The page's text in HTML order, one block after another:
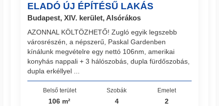
ELADÓ ÚJ ÉPÍTÉSŰ LAKÁS
Budapest, XIV. kerület, Alsórákos
AZONNAL KÖLTÖZHETŐ! Zugló egyik legszebb
városrészén, a népszerű, Paskal Gardenben
kínálunk megvételre egy nettó 106nm, amerikai
konyhás nappali + 3 hálószobás, dupla fürdőszobás,
dupla erkéllyel ...
Belső terület
106 m²
Szobák
4
Emelet
2